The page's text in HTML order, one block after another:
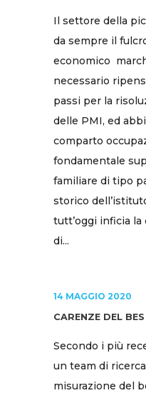
Il settore della
da sempre il
economico
necessario
passi per la
delle PMI, ed
comparto
fondamentale
familiare di tipo
storico
tutt’oggi inficia
di...
14 MAGGIO 2020
CARENZE DEL BES
Secondo i più
un team di
misurazione del